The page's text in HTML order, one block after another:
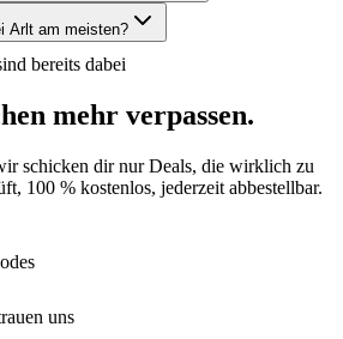
Arlt am meisten?
bereits dabei
mehr verpassen.
schicken dir nur Deals, die wirklich zu
100 % kostenlos, jederzeit abbestellbar.
uns